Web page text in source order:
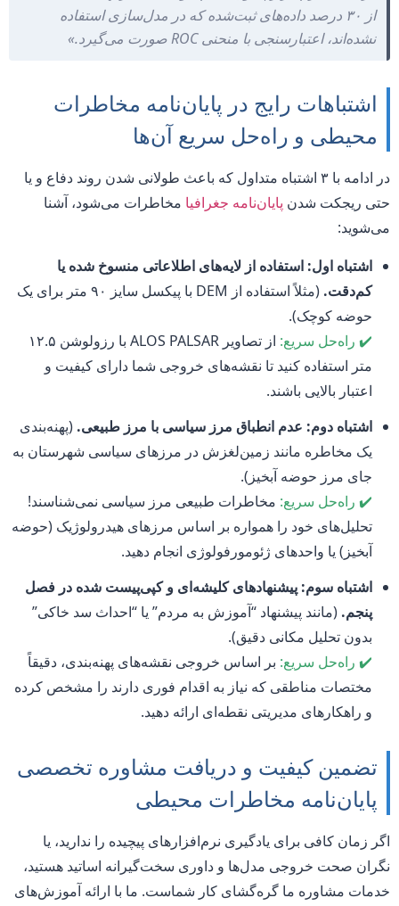
از ۳۰ درصد داده‌های ثبت‌شده که در مدل‌سازی استفاده
نشده‌اند، اعتبارسنجی با منحنی ROC صورت می‌گیرد.»
اشتباهات رایج در پایان‌نامه مخاطرات
محیطی و راه‌حل سریع آن‌ها
در ادامه با ۳ اشتباه متداول که باعث طولانی شدن روند دفاع و یا
حتی ریجکت شدن پایان‌نامه جغرافیا مخاطرات می‌شود، آشنا
می‌شوید:
اشتباه اول: استفاده از لایه‌های اطلاعاتی منسوخ شده یا
کم‌دقت.
(مثلاً استفاده از DEM با پیکسل سایز ۹۰ متر برای یک
حوضه کوچک).
✔️ راه‌حل سریع:
از تصاویر ALOS PALSAR با رزولوشن ۱۲.۵
متر استفاده کنید تا نقشه‌های خروجی شما دارای کیفیت و
اعتبار بالایی باشند.
اشتباه دوم: عدم انطباق مرز سیاسی با مرز طبیعی. (پهنه‌بندی
یک مخاطره مانند زمین‌لغزش در مرزهای سیاسی شهرستان به
جای مرز حوضه آبخیز).
✔️ راه‌حل سریع: مخاطرات طبیعی مرز سیاسی نمی‌شناسند!
تحلیل‌های خود را همواره بر اساس مرزهای هیدرولوژیک (حوضه
آبخیز) یا واحدهای ژئومورفولوژی انجام دهید.
اشتباه سوم: پیشنهادهای کلیشه‌ای و کپی‌پیست شده در فصل
پنجم. (مانند پیشنهاد “آموزش به مردم” یا “احداث سد خاکی”
بدون تحلیل مکانی دقیق).
✔️ راه‌حل سریع: بر اساس خروجی نقشه‌های پهنه‌بندی، دقیقاً
مختصات مناطقی که نیاز به اقدام فوری دارند را مشخص کرده
و راهکارهای مدیریتی نقطه‌ای ارائه دهید.
تضمین کیفیت و دریافت مشاوره تخصصی
پایان‌نامه مخاطرات محیطی
اگر زمان کافی برای یادگیری نرم‌افزارهای پیچیده را ندارید، یا
نگران صحت خروجی مدل‌ها و داوری سخت‌گیرانه اساتید هستید،
خدمات مشاوره ما گره‌گشای کار شماست. ما با ارائه آموزش‌های